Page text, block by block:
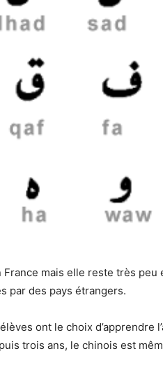
France mais elle reste très peu
par des pays étrangers.
ont le choix d’apprendre
trois ans, le chinois est